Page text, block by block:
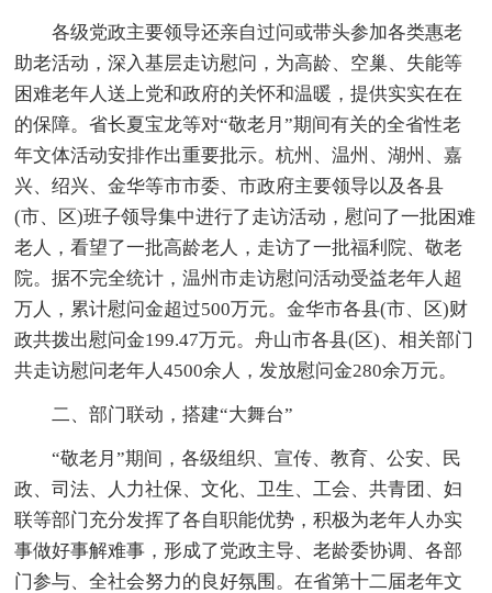
各级党政主要领导还亲自过问或带头参加各类惠老
助老活动，深入基层走访慰问，为高龄、空巢、失能等
困难老年人送上党和政府的关怀和温暖，提供实实在在
的保障。省长夏宝龙等对“敬老月”期间有关的全省性老
年文体活动安排作出重要批示。杭州、温州、湖州、嘉
兴、绍兴、金华等市市委、市政府主要领导以及各县
(市、区)班子领导集中进行了走访活动，慰问了一批困难
老人，看望了一批高龄老人，走访了一批福利院、敬老
院。据不完全统计，温州市走访慰问活动受益老年人超
万人，累计慰问金超过500万元。金华市各县(市、区)财
政共拨出慰问金199.47万元。舟山市各县(区)、相关部门
共走访慰问老年人4500余人，发放慰问金280余万元。
二、部门联动，搭建“大舞台”
“敬老月”期间，各级组织、宣传、教育、公安、民
政、司法、人力社保、文化、卫生、工会、共青团、妇
联等部门充分发挥了各自职能优势，积极为老年人办实
事做好事解难事，形成了党政主导、老龄委协调、各部
门参与、全社会努力的良好氛围。在省第十二届老年文